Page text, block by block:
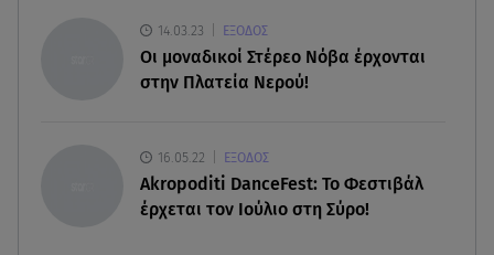
14.03.23 ΕΞΟΔΟΣ
Οι μοναδικοί Στέρεο Νόβα έρχονται
στην Πλατεία Νερού!
16.05.22 ΕΞΟΔΟΣ
Akropoditi DanceFest: Το Φεστιβάλ
έρχεται τον Ιούλιο στη Σύρο!